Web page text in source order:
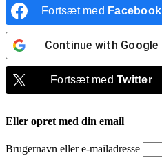
Fortsæt med Facebook
Continue with Google
Fortsæt medTwitter
Eller opret med din email
Brugernavn eller e-mailadresse